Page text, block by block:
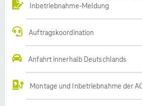
Inbetriebnahme-Meldung
Auftragskoordination
Anfahrt innerhalb Deutschlands
Montage und Inbetriebnahme der